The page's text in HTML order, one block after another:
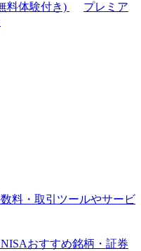
料体験付き)
プレミア
料・取引ツールやサービ
おすすめ銘柄・証券